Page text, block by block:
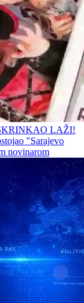
LAŽI!
"Sarajevo
novinarom